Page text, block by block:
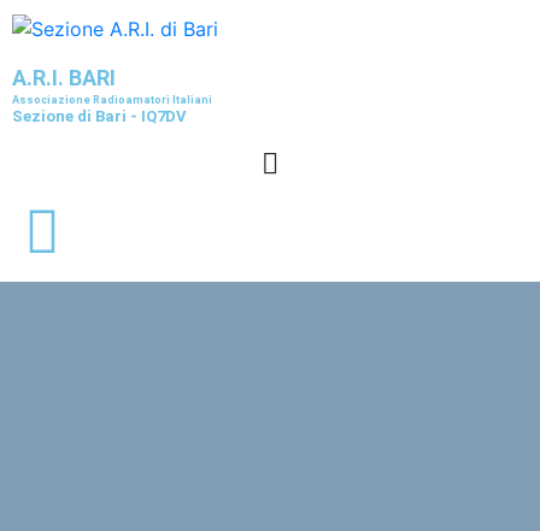
A.R.I. BARI
Associazione Radioamatori Italiani
Sezione di Bari - IQ7DV